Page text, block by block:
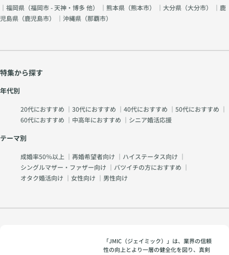
｜福岡県（福岡市 - 天神・博多 他） ｜熊本県（熊本市） ｜大分県（大分市） ｜鹿
児島県（鹿児島市） ｜沖縄県（那覇市）
特集から探す
年代別
20代におすすめ ｜ 30代におすすめ ｜ 40代におすすめ ｜ 50代におすすめ ｜
60代におすすめ ｜ 中高年におすすめ ｜ シニア婚活応援
テーマ別
成婚率50％以上 ｜ 再婚希望者向け ｜ ハイステータス向け ｜
シングルマザー・ファザー向け ｜ バツイチの方におすすめ ｜
オタク婚活向け ｜ 女性向け ｜ 男性向け
「JMIC（ジェイミック）」は、業界の信頼
性の向上とより一層の健全化を図り、真剣